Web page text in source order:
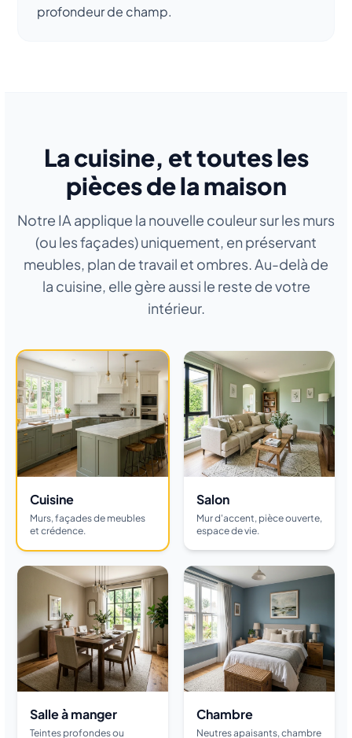
profondeur de champ.
La cuisine, et toutes les
pièces de la maison
Notre IA applique la nouvelle couleur sur les murs
(ou les façades) uniquement, en préservant
meubles, plan de travail et ombres. Au-delà de
la cuisine, elle gère aussi le reste de votre
intérieur.
Cuisine
Murs, façades de meubles
et crédence.
Salon
Mur d'accent, pièce ouverte,
espace de vie.
Salle à manger
Teintes profondes ou
Chambre
Neutres apaisants, chambre